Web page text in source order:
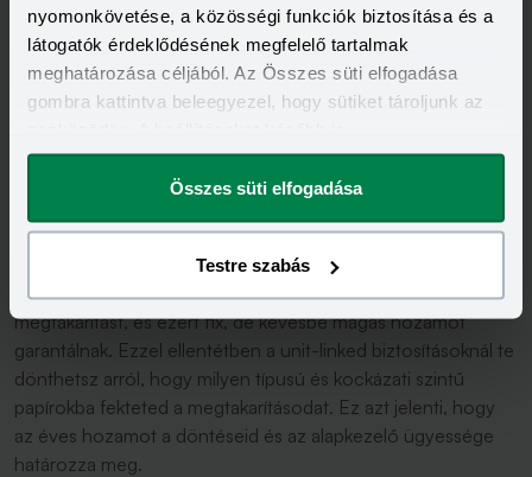
nyomonkövetése, a közösségi funkciók biztosítása és a
látogatók érdeklődésének megfelelő tartalmak
meghatározása céljából. Az Összes süti elfogadása
gombra kattintva beleegyezel, hogy sütiket tároljunk az
megváltoztathatod.
Összes süti elfogadása
Testre szabás
maxolhatod ki az
adóvisszatérítést
hagyományoséletbiztosítástés a befektetési
egységekhez kötött, más néven unit-linked
A hagyományos életbiztosításnál a biztosító
határozza meg, hogy mibe fekteti az általad befizetett
megtakarítást, és ezért fix, de kevésbé magas hozamot
garantálnak. Ezzel ellentétben a unit-linked biztosításoknál te
dönthetsz arról, hogy milyen típusú és kockázati szintű
papírokba fekteted a megtakarításodat. Ez azt jelenti, hogy
az éves hozamot a döntéseid és az alapkezelő ügyessége
határozza meg.